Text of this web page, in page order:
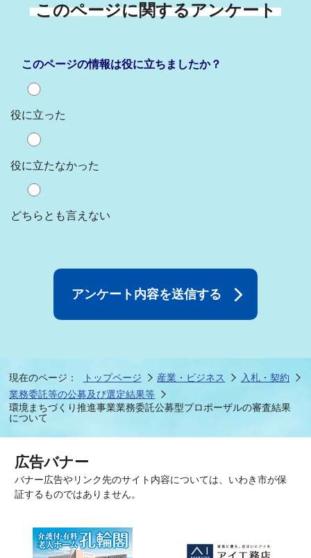
このページに関するアンケート
このページの情報は役に立ちましたか？
役に立った
役に立たなかった
どちらとも言えない
現在のページ： トップページ 産業・ビジネス
入札・契約
業務委託等の公募及び選定結果等
環境まちづくり推進事業業務委託公募型プロポーザルの審査結果
について
広告バナー
バナー広告やリンク先のサイト内容については、いわき市が保
証するものではありません。